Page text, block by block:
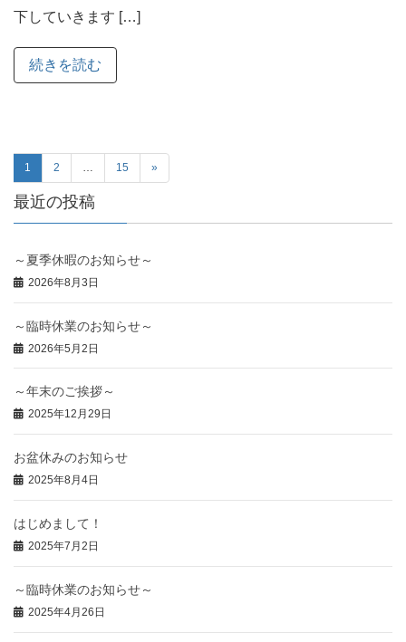
下していきます […]
続きを読む
1 2 15 »
最近の投稿
～夏季休暇のお知らせ～
2026年8月3日
～臨時休業のお知らせ～
2026年5月2日
～年末のご挨拶～
2025年12月29日
お盆休みのお知らせ
2025年8月4日
はじめまして！
2025年7月2日
～臨時休業のお知らせ～
2025年4月26日